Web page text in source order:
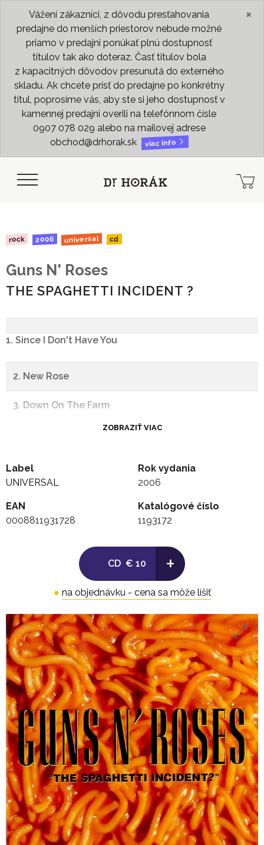
Vážení zákazníci, z dôvodu presťahovania
predajne do menších priestorov nebude možné
priamo v predajni ponúkať plnú dostupnosť
titulov tak ako doteraz. Časť titulov bola
z kapacitných dôvodov presunutá do externého
skladu. Ak chcete prísť do predajne po konkrétny
titul, poprosíme vás, aby ste si jeho dostupnosť v
kamennej predajni overili na telefónnom čísle
0907 078 029 alebo na mailovej adrese
obchod@drhorak.sk
viac info
×
rock 2006 universal cd
Guns N' Roses
THE SPAGHETTI INCIDENT ?
1. Since I Don't Have You
2. New Rose
3. Down On The Farm
5. Raw Power
7. Buick Makane
8. Hair Of The Dog
11. You Can't Put Your Arms Around A Memory
12. I Don't Care About You
ZOBRAZIŤ VIAC
Label
UNIVERSAL
Rok vydania
2006
EAN
0008811931728
Katalógové číslo
1193172
CD € 10 +
● na objednávku - cena sa môže líšiť